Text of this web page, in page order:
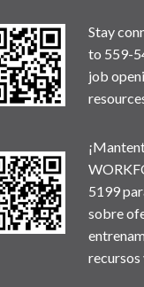
Stay
to 559-
job
5199
sobre
recursos